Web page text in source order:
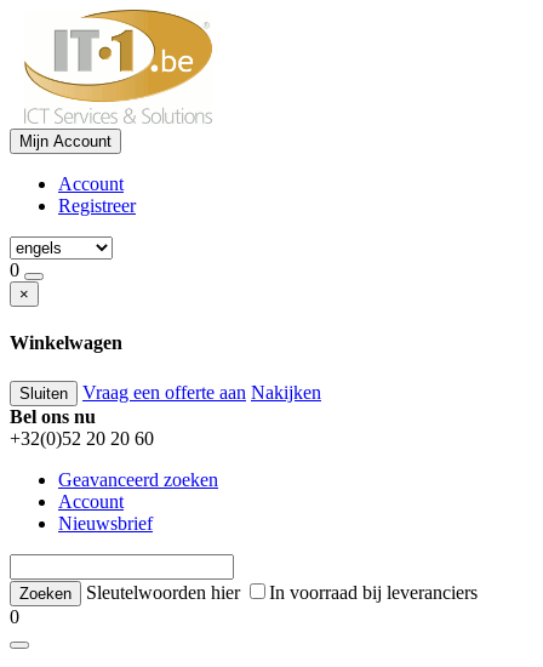
Mijn Account
Account
Registreer
0
×
Winkelwagen
Sluiten Vraag een offerte aan Nakijken
Bel ons nu
+32(0)52 20 20 60
Geavanceerd zoeken
Account
Nieuwsbrief
Sleutelwoorden hier
In voorraad bij leveranciers
0